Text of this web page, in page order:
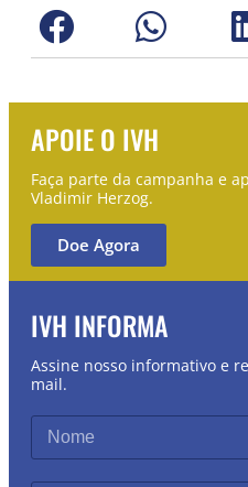
APOIE O IVH
Faça parte da campanha e
Vladimir Herzog.
Doe Agora
IVH INFORMA
Assine nosso informativo e
mail.